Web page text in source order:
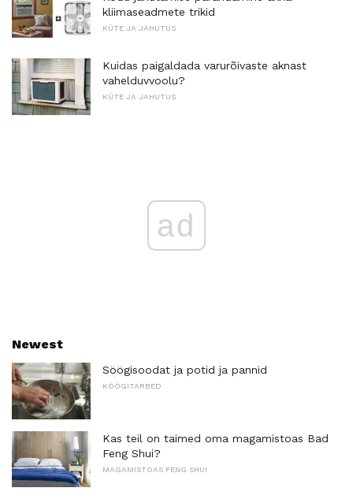
kliimaseadmete trikid
KÜTE JA JAHUTUS
Kuidas paigaldada varurõivaste aknast
vahelduvvoolu?
KÜTE JA JAHUTUS
ad
Newest
Söögisoodat ja potid ja pannid
KÖÖGITARBED
Kas teil on taimed oma magamistoas Bad
Feng Shui?
MAGAMISTOAS FENG SHUI